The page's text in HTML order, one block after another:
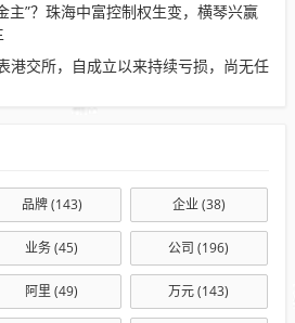
主”？珠海中富控制权生变，横琴兴赢
港交所，自成立以来持续亏损，尚无任
品牌(143) 企业(38)
业务(45) 公司 (196)
阿里 (49) 万元(143)